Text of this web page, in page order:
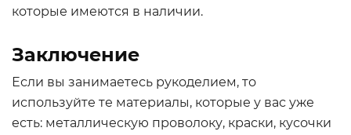
которые имеются в наличии.
Заключение
Если вы занимаетесь рукоделием, то
используйте те материалы, которые у вас уже
есть: металлическую проволоку, краски, кусочки